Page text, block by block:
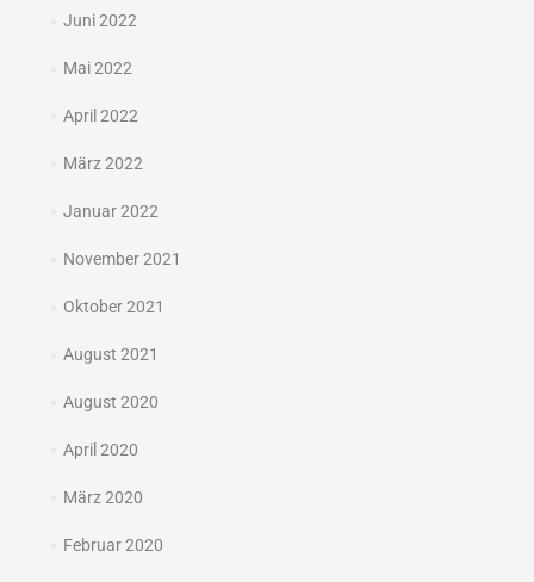
Juni 2022
Mai 2022
April 2022
März 2022
Januar 2022
November 2021
Oktober 2021
August 2021
August 2020
April 2020
März 2020
Februar 2020